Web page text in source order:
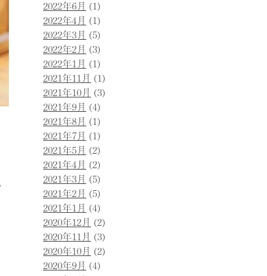
2022年6月 (1)
2022年4月 (1)
2022年3月 (5)
2022年2月 (3)
2022年1月 (1)
2021年11月 (1)
2021年10月 (3)
2021年9月 (4)
2021年8月 (1)
2021年7月 (1)
2021年5月 (2)
2021年4月 (2)
2021年3月 (5)
2021年2月 (5)
2021年1月 (4)
2020年12月 (2)
2020年11月 (3)
2020年10月 (2)
2020年9月 (4)